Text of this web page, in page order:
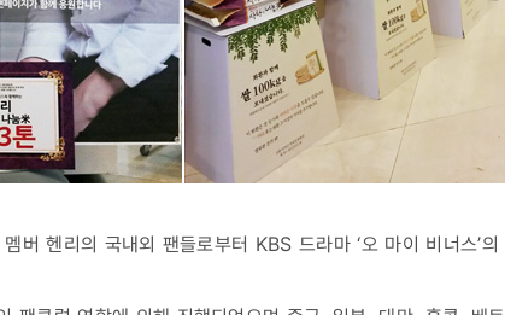
버 헨리의 국내외 팬들로부터 KBS 드라마 ‘오 마이 비너스’